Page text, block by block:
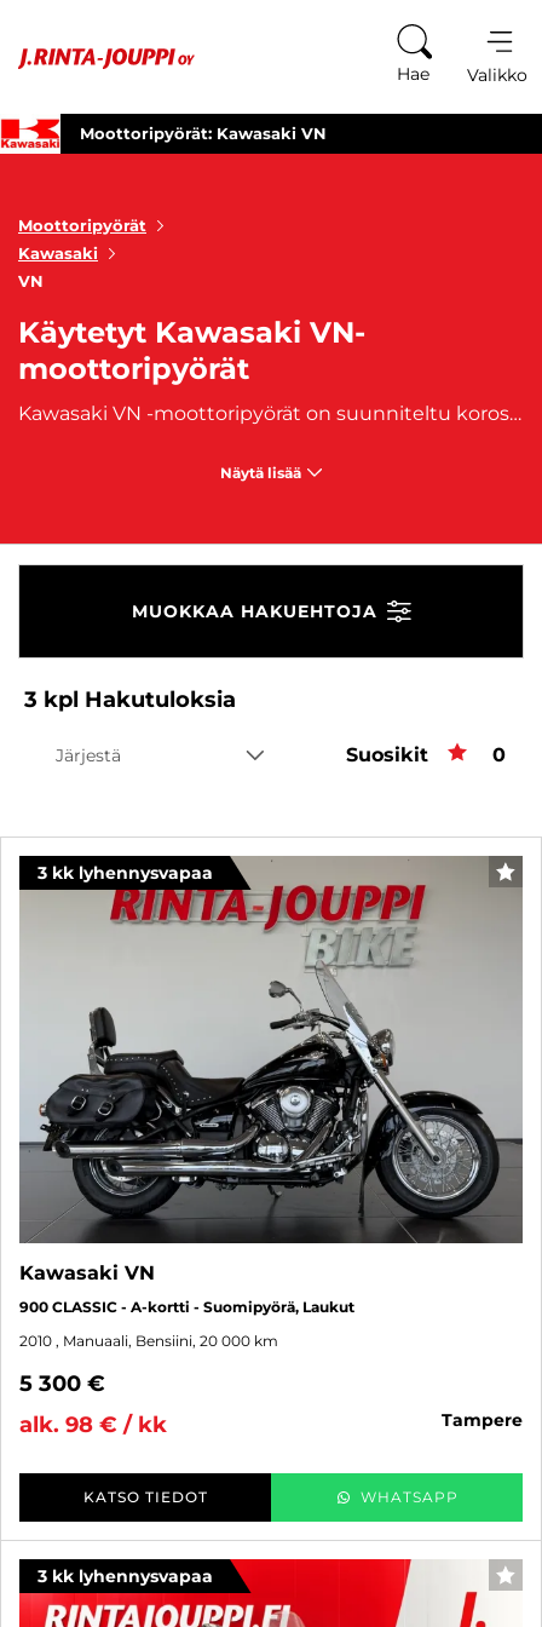
Hae Valikko
Moottoripyörät: Kawasaki VN
Moottoripyörät
Kawasaki
VN
Käytetyt Kawasaki VN-
moottoripyörät
Kawasaki VN -moottoripyörät on suunniteltu korostamaan klassista cruiser-tyyliä. Ne ovat usein varustettu leveillä ohjaustangoilla, matalilla istuimilla ja takaiskunvaimentimilla, jotka tarjoavat mukavan ajoasennon ja pehmeän jousituksen. Kawasaki VN -pyörien ajettavuus on suunniteltu pitkille matkoille ja rentoon ajoon. Tuttavallisemmalta nimeltään tunnettu Väinö, tarjoaa hyvän vakauden, tasapainon ja mukavuuden pitkillä suorilla teillä sekä helpon hallittavuuden kaupunkiolosuhteissa.
Näytä lisää
MUOKKAA HAKUEHTOJA
3 kpl Hakutuloksia
Järjestä Suosikit 0
3 kk lyhennysvapaa
Kawasaki VN
900 CLASSIC - A-kortti - Suomipyörä, Laukut
2010 , Manuaali, Bensiini, 20 000 km
5 300 €
alk. 98 € / kk
tampere
KATSO TIEDOT WHATSAPP
3 kk lyhennysvapaa